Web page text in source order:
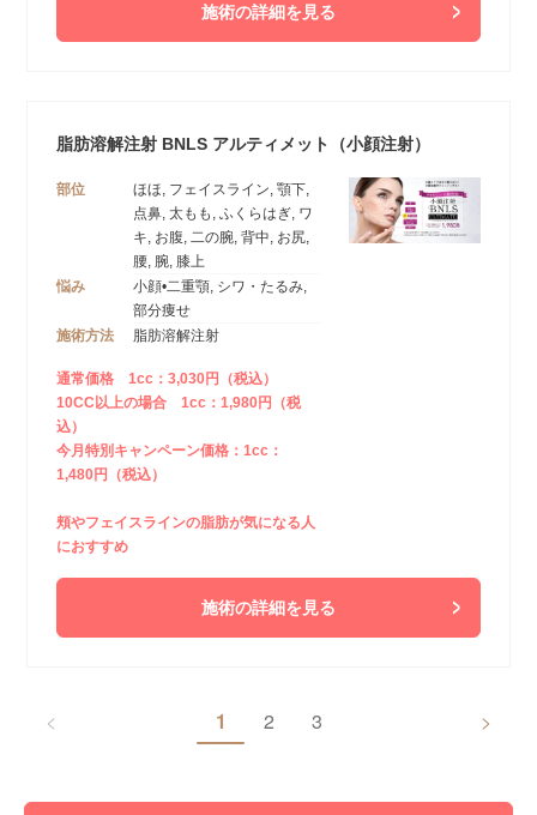
施術の詳細を見る
脂肪溶解注射 BNLS アルティメット（小顔注射）
部位
ほほ, フェイスライン, 顎下,
点鼻, 太もも, ふくらはぎ, ワ
キ, お腹, 二の腕, 背中, お尻,
腰, 腕, 膝上
悩み
小顔•二重顎, シワ・たるみ,
部分痩せ
施術方法
脂肪溶解注射
通常価格 1cc：3,030円（税込）
10CC以上の場合 1cc：1,980円（税
込）
今月特別キャンペーン価格：1cc：
1,480円（税込）
頬やフェイスラインの脂肪が気になる人
におすすめ
施術の詳細を見る
< 1 2 3 >